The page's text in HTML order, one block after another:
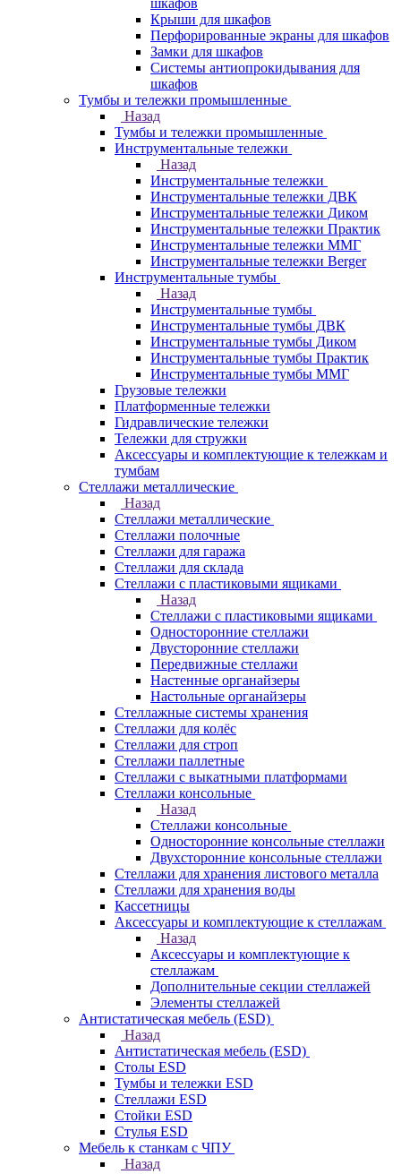
шкафов
Крыши для шкафов
Перфорированные экраны для шкафов
Замки для шкафов
Системы антиопрокидывания для
шкафов
Тумбы и тележки промышленные
Назад
Тумбы и тележки промышленные
Инструментальные тележки
Назад
Инструментальные тележки
Инструментальные тележки ДВК
Инструментальные тележки Диком
Инструментальные тележки Практик
Инструментальные тележки ММГ
Инструментальные тележки Berger
Инструментальные тумбы
Назад
Инструментальные тумбы
Инструментальные тумбы ДВК
Инструментальные тумбы Диком
Инструментальные тумбы Практик
Инструментальные тумбы ММГ
Грузовые тележки
Платформенные тележки
Гидравлические тележки
Тележки для стружки
Аксесcуары и комплектующие к тележкам и
тумбам
Стеллажи металлические
Назад
Стеллажи металлические
Стеллажи полочные
Стеллажи для гаража
Стеллажи для склада
Стеллажи с пластиковыми ящиками
Назад
Стеллажи с пластиковыми ящиками
Односторонние стеллажи
Двусторонние стеллажи
Передвижные стеллажи
Настенные органайзеры
Настольные органайзеры
Стеллажные системы хранения
Стеллажи для колёс
Стеллажи для строп
Стеллажи паллетные
Стеллажи с выкатными платформами
Стеллажи консольные
Назад
Стеллажи консольные
Односторонние консольные стеллажи
Двухсторонние консольные стеллажи
Стеллажи для хранения листового металла
Стеллажи для хранения воды
Кассетницы
Аксесcуары и комплектующие к стеллажам
Назад
Аксесcуары и комплектующие к
стеллажам
Дополнительные секции стеллажей
Элементы стеллажей
Антистатическая мебель (ESD)
Назад
Антистатическая мебель (ESD)
Столы ESD
Тумбы и тележки ESD
Стеллажи ESD
Стойки ESD
Стулья ESD
Мебель к станкам с ЧПУ
Назад